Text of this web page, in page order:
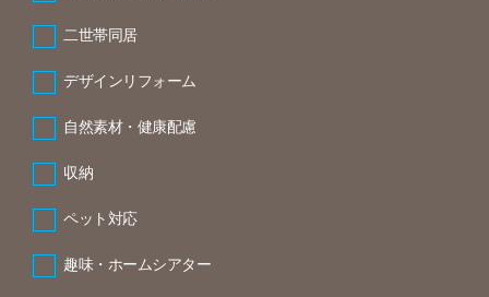
二世帯同居
デザインリフォーム
自然素材・健康配慮
収納
ペット対応
趣味・ホームシアター